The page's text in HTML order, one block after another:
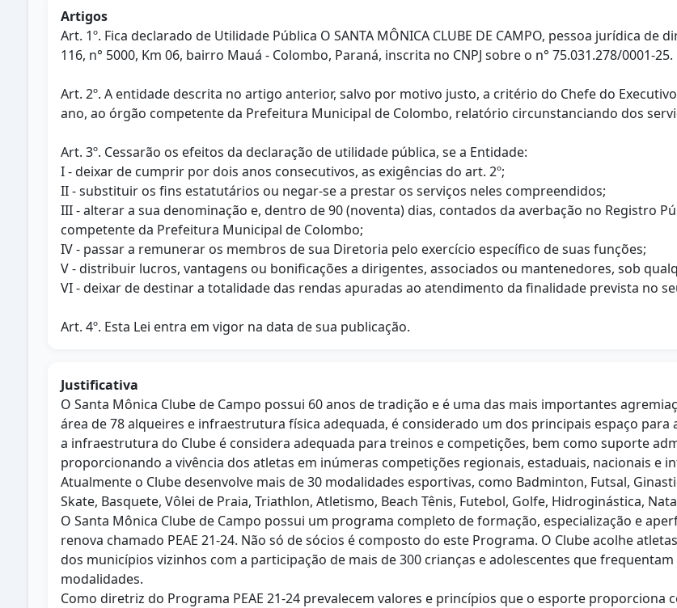
Artigos
Art. 1º. Fica declarado de Utilidade Pública O SANTA MÔNICA CLUBE DE CAMPO, pessoa jurídica
116, n° 5000, Km 06, bairro Mauá - Colombo, Paraná, inscrita no CNPJ sobre o n° 75.031.278/0001-25.
Art. 2º. A entidade descrita no artigo anterior, salvo por motivo justo, a critério do Chefe do
ano, ao órgão competente da Prefeitura Municipal de Colombo, relatório circunstanciando dos
Art. 3º. Cessarão os efeitos da declaração de utilidade pública, se a Entidade:
I - deixar de cumprir por dois anos consecutivos, as exigências do art. 2º;
II - substituir os fins estatutários ou negar-se a prestar os serviços neles compreendidos;
III - alterar a sua denominação e, dentro de 90 (noventa) dias, contados da averbação no Registro
competente da Prefeitura Municipal de Colombo;
IV - passar a remunerar os membros de sua Diretoria pelo exercício específico de suas funções;
V - distribuir lucros, vantagens ou bonificações a dirigentes, associados ou mantenedores, sob
VI - deixar de destinar a totalidade das rendas apuradas ao atendimento da finalidade prevista no
Art. 4º. Esta Lei entra em vigor na data de sua publicação.
Justificativa
O Santa Mônica Clube de Campo possui 60 anos de tradição e é uma das mais importantes
área de 78 alqueires e infraestrutura física adequada, é considerado um dos principais espaço
a infraestrutura do Clube é considera adequada para treinos e competições, bem como suporte
proporcionando a vivência dos atletas em inúmeras competições regionais, estaduais, nacionais e
Atualmente o Clube desenvolve mais de 30 modalidades esportivas, como Badminton, Futsal,
Skate, Basquete, Vôlei de Praia, Triathlon, Atletismo, Beach Tênis, Futebol, Golfe, Hidroginástica,
O Santa Mônica Clube de Campo possui um programa completo de formação, especialização e
renova chamado PEAE 21-24. Não só de sócios é composto do este Programa. O Clube acolhe
dos municípios vizinhos com a participação de mais de 300 crianças e adolescentes que
modalidades.
Como diretriz do Programa PEAE 21-24 prevalecem valores e princípios que o esporte